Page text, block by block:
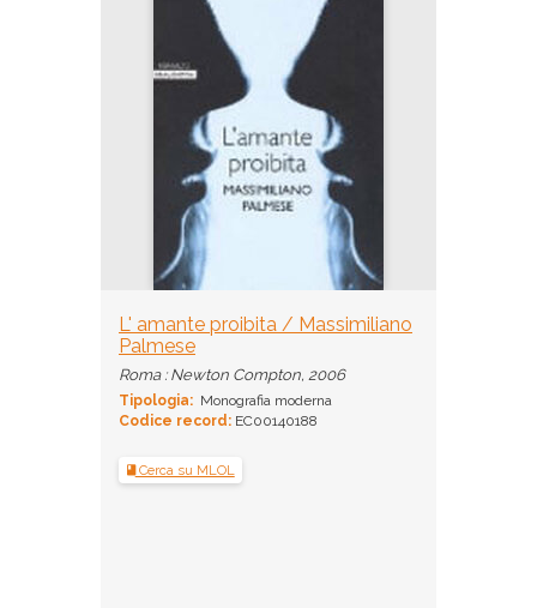
L' amante proibita / Massimiliano
Palmese
Roma : Newton Compton, 2006
Tipologia: Monografia moderna
Codice record: EC00140188
Cerca su MLOL